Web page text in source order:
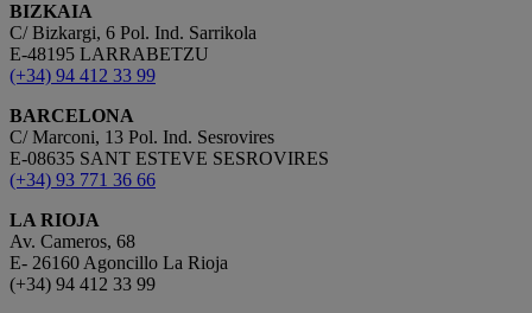
BIZKAIA
C/ Bizkargi, 6 Pol. Ind. Sarrikola
E-48195 LARRABETZU
(+34) 94 412 33 99
BARCELONA
C/ Marconi, 13 Pol. Ind. Sesrovires
E-08635 SANT ESTEVE SESROVIRES
(+34) 93 771 36 66
LA RIOJA
Av. Cameros, 68
E- 26160 Agoncillo La Rioja
(+34) 94 412 33 99